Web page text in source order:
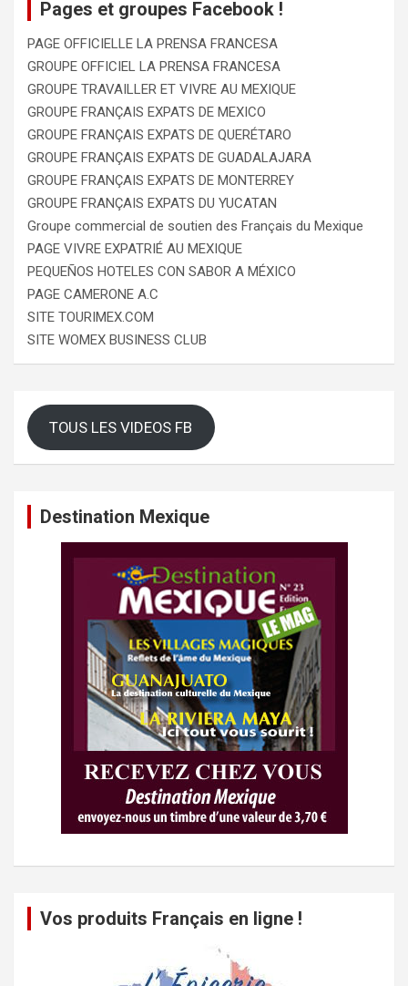
Pages et groupes Facebook !
PAGE OFFICIELLE LA PRENSA FRANCESA
GROUPE OFFICIEL LA PRENSA FRANCESA
GROUPE TRAVAILLER ET VIVRE AU MEXIQUE
GROUPE FRANÇAIS EXPATS DE MEXICO
GROUPE FRANÇAIS EXPATS DE QUERÉTARO
GROUPE FRANÇAIS EXPATS DE GUADALAJARA
GROUPE FRANÇAIS EXPATS DE MONTERREY
GROUPE FRANÇAIS EXPATS DU YUCATAN
Groupe commercial de soutien des Français du Mexique
PAGE VIVRE EXPATRIÉ AU MEXIQUE
PEQUEÑOS HOTELES CON SABOR A MÉXICO
PAGE CAMERONE A.C
SITE TOURIMEX.COM
SITE WOMEX BUSINESS CLUB
TOUS LES VIDEOS FB
Destination Mexique
Vos produits Français en ligne !